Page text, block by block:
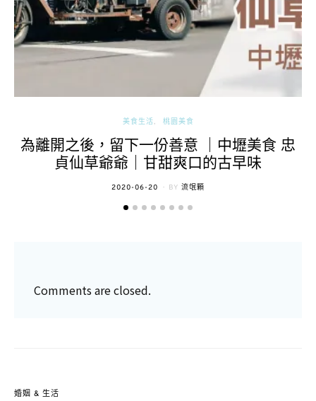
美食生活 桃園美食
為離開之後，留下一份善意 ｜中壢美食 忠
貞仙草爺爺｜甘甜爽口的古早味
POSTED
2020-06-20 BY 流氓顆
Comments are closed.
婚姻 & 生活